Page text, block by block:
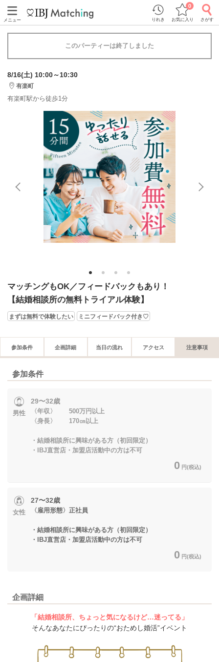
メニュー りれき お気に入り
0
さがす
このパーティーは終了しました
8/16(土) 10:00～10:30
有楽町
有楽町駅から徒歩1分
1 2 3 4
マッチングもOK／フィードバックもあり！
【結婚相談所の無料トライアル体験】
まずは無料で体験したい ミニフィードバック付き♡
参加条件 企画詳細 当日の流れ アクセス 注意事項
参加条件
男性
29〜32歳
〈年収〉 500万円以上
〈身長〉 170㎝以上
・結婚相談所に興味がある方（初回限定）
・IBJ直営店・加盟店活動中の方は不可
0 円(税込)
女性
27〜32歳
〈雇用形態〉正社員
・結婚相談所に興味がある方（初回限定）
・IBJ直営店・加盟店活動中の方は不可
0 円(税込)
企画詳細
「結婚相談所、ちょっと気になるけど…迷ってる」
そんなあなたにぴったりの“おためし婚活”イベント